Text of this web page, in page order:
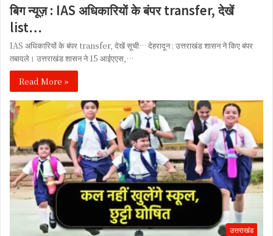
बिग न्यूज़ : IAS अधिकारियों के बंपर transfer, देखें
list…
IAS अधिकारियों के बंपर transfer, देखें सूची… देहरादून : उत्तराखंड शासन ने किए बंपर
तबादले। उत्तराखंड शासन ने 15 आईएएस,…
Read More »
उत्तराखंड